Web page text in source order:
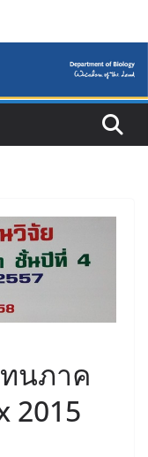
นภาค
2015